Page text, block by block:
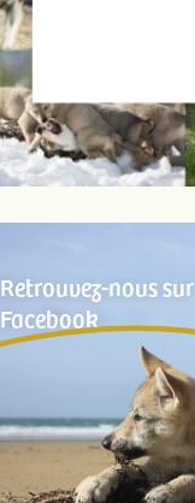
Retrouvez-nous sur
Facebook